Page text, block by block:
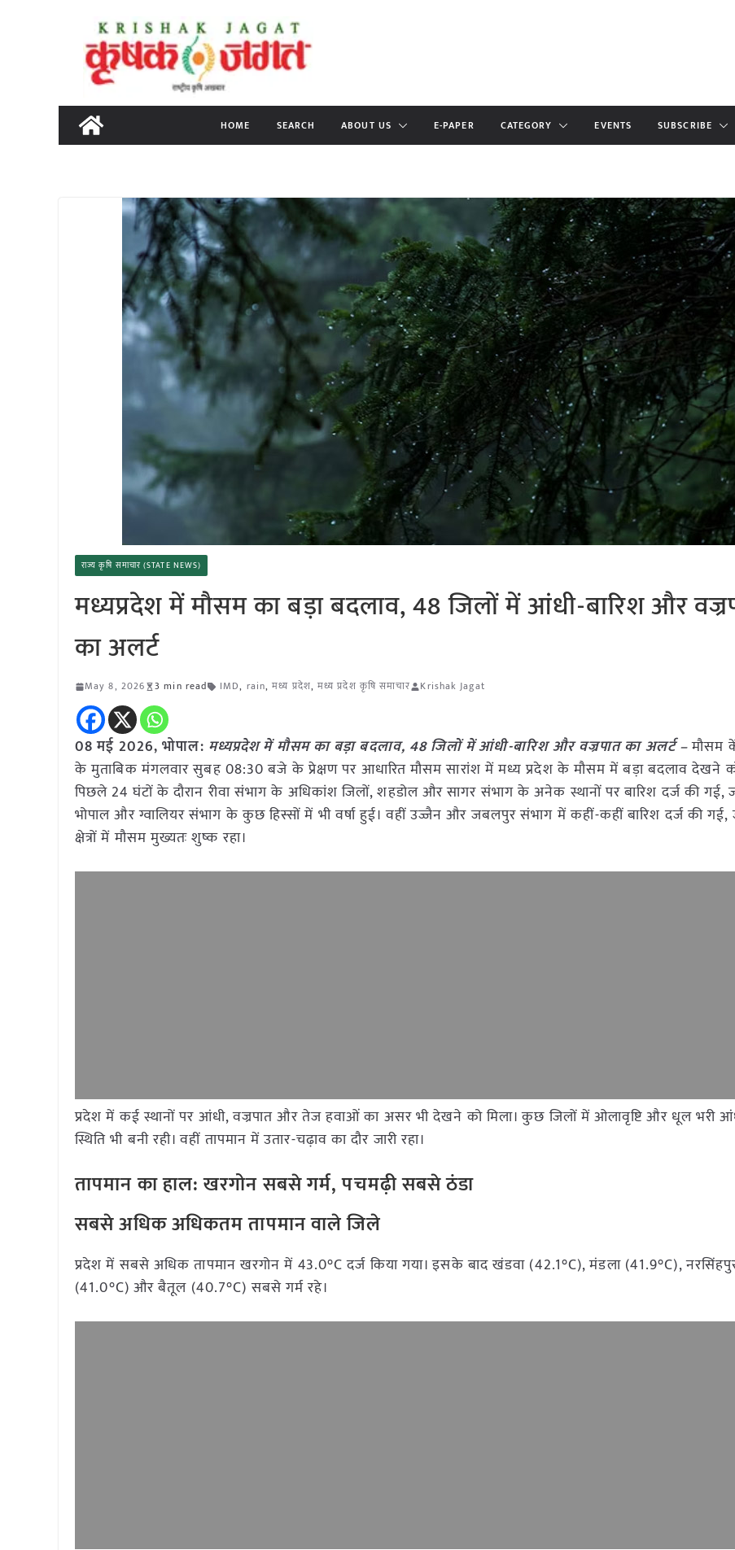
content
HOME SEARCH ABOUT US E-PAPER CATEGORY EVENTS SUBSCRIBE
राज्य कृषि समाचार (STATE NEWS)
मध्यप्रदेश में मौसम का बड़ा बदलाव, 48 जिलों में आंधी-बारिश और
का अलर्ट
May 8, 2026 3 min read IMD, rain,मध्य प्रदेश,मध्य प्रदेश कृषि समाचार Krishak Jagat
08 मई 2026, भोपाल: मध्यप्रदेश में मौसम का बड़ा बदलाव, 48 जिलों में आंधी-बारिश और वज्रपात का अलर्ट –मौसम
के मुताबिक मंगलवार सुबह 08:30 बजे के प्रेक्षण पर आधारित मौसम सारांश में मध्य प्रदेश के मौसम में बड़ा बदलाव देखने
पिछले 24 घंटों के दौरान रीवा संभाग के अधिकांश जिलों, शहडोल और सागर संभाग के अनेक स्थानों पर बारिश दर्ज की गई,
भोपाल और ग्वालियर संभाग के कुछ हिस्सों में भी वर्षा हुई। वहीं उज्जैन और जबलपुर संभाग में कहीं-कहीं बारिश दर्ज की
क्षेत्रों में मौसम मुख्यतः शुष्क रहा।
प्रदेश में कई स्थानों पर आंधी, वज्रपात और तेज हवाओं का असर भी देखने को मिला। कुछ जिलों में ओलावृष्टि और धूल भरी
स्थिति भी बनी रही। वहीं तापमान में उतार-चढ़ाव का दौर जारी रहा।
तापमान का हाल: खरगोन सबसे गर्म, पचमढ़ी सबसे ठंडा
सबसे अधिक अधिकतम तापमान वाले जिले
प्रदेश में सबसे अधिक तापमान खरगोन में 43.0°C दर्ज किया गया। इसके बाद खंडवा (42.1°C), मंडला (41.9°C),
(41.0°C) और बैतूल (40.7°C) सबसे गर्म रहे।